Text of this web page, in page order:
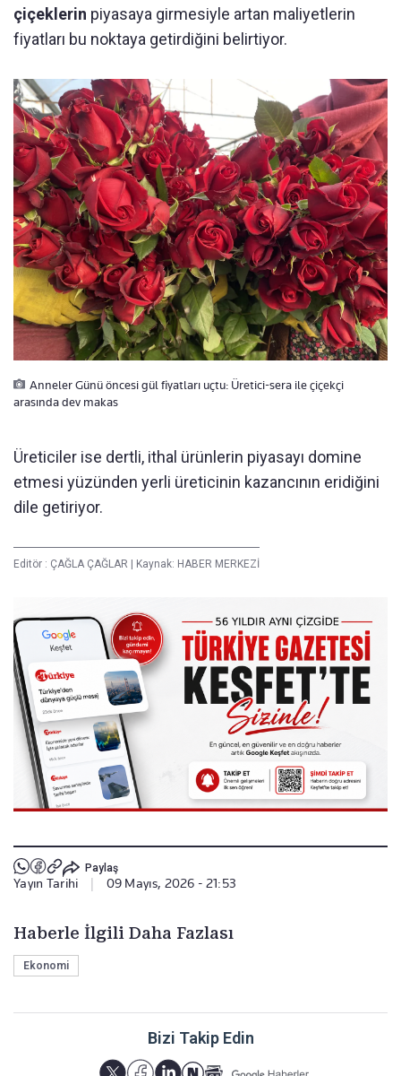
çiçeklerin piyasaya girmesiyle artan maliyetlerin
fiyatları bu noktaya getirdiğini belirtiyor.
Anneler Günü öncesi gül fiyatları uçtu: Üretici-sera ile çiçekçi
arasında dev makas
Üreticiler ise dertli, ithal ürünlerin piyasayı domine
etmesi yüzünden yerli üreticinin kazancının eridiğini
dile getiriyor.
Editör : ÇAĞLA ÇAĞLAR | Kaynak: HABER MERKEZİ
Paylaş
Yayın Tarihi 09 Mayıs, 2026 - 21:53
Haberle İlgili Daha Fazlası
Ekonomi
Bizi Takip Edin